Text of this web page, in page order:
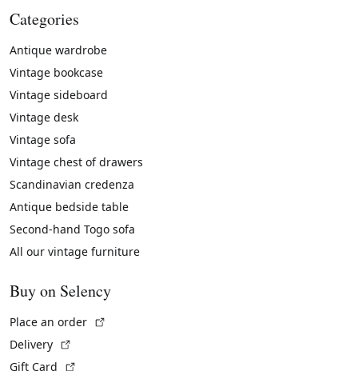
Categories
Antique wardrobe
Vintage bookcase
Vintage sideboard
Vintage desk
Vintage sofa
Vintage chest of drawers
Scandinavian credenza
Antique bedside table
Second-hand Togo sofa
All our vintage furniture
Buy on Selency
Place an order
Delivery
Gift Card